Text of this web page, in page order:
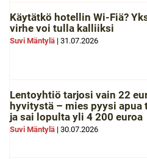
Käytätkö hotellin Wi-Fiä?
virhe voi tulla kalliiksi
Suvi Mäntylä | 31.07.2026
Lentoyhtiö tarjosi vain 22
hyvitystä – mies pyysi apua
ja sai lopulta yli 4 200 euroa
Suvi Mäntylä | 30.07.2026